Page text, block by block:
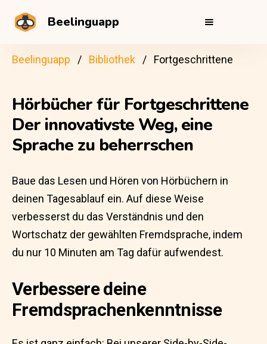
Beelinguapp
Beelinguapp Bibliothek Fortgeschrittene
Hörbücher für Fortgeschrittene
Der innovativste Weg, eine
Sprache zu beherrschen
Baue das Lesen und Hören von Hörbüchern in
deinen Tagesablauf ein. Auf diese Weise
verbesserst du das Verständnis und den
Wortschatz der gewählten Fremdsprache, indem
du nur 10 Minuten am Tag dafür aufwendest.
Verbessere deine
Fremdsprachenkenntnisse